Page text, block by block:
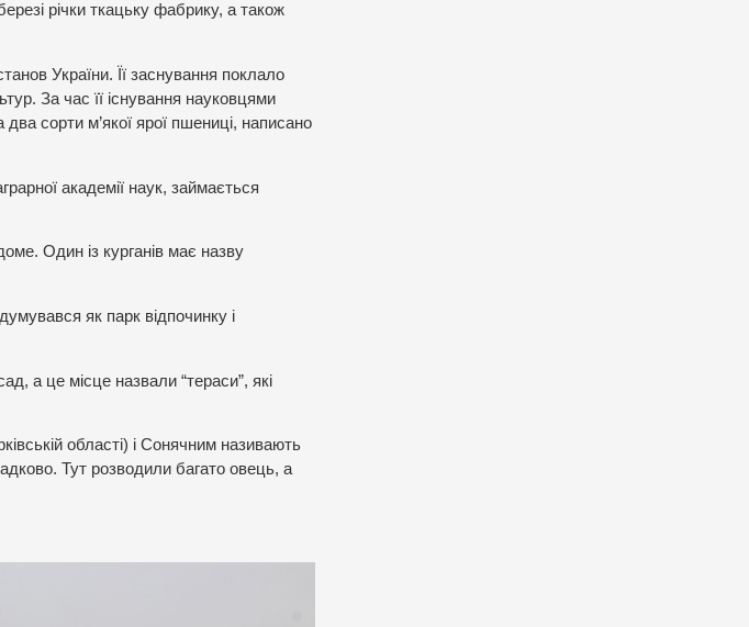
річки ткацьку фабрику, а також
України. Її заснування поклало
За час її існування науковцями
два сорти м’якої ярої пшениці, написано
академії наук, займається
Один із курганів має назву
як парк відпочинку і
а це місце назвали “тераси”, які
області) і Сонячним називають
Тут розводили багато овець, а